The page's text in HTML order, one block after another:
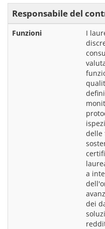
Responsabile del
Funzioni
I
delle
a
dei